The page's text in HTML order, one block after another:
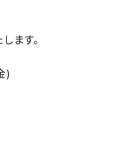
ます。
)